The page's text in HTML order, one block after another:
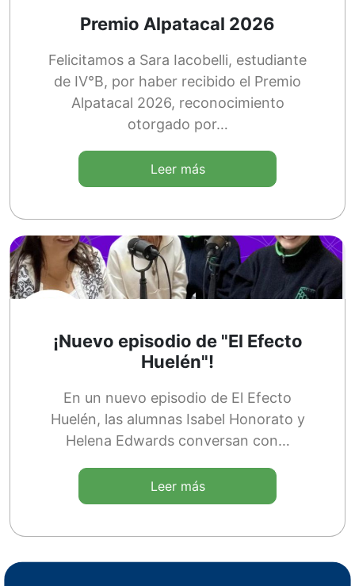
Premio Alpatacal 2026
Felicitamos a Sara Iacobelli, estudiante
de IV°B, por haber recibido el Premio
Alpatacal 2026, reconocimiento
otorgado por…
Leer más
¡Nuevo episodio de "El Efecto
Huelén"!
En un nuevo episodio de El Efecto
Huelén, las alumnas Isabel Honorato y
Helena Edwards conversan con…
Leer más